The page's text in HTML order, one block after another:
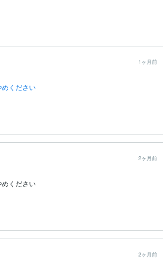
1ヶ月前
ください
2ヶ月前
ください
2ヶ月前